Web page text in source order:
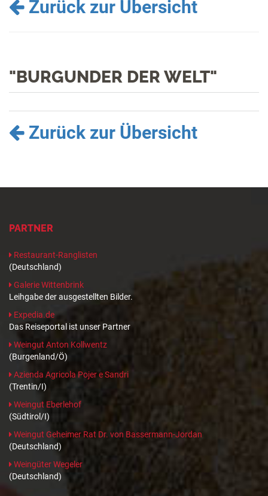
Zurück zur Übersicht
"BURGUNDER DER WELT"
Zurück zur Übersicht
PARTNER
Restaurant-Ranglisten
(Deutschland)
Galerie Wittenbrink
Leihgabe der ausgestellten Bilder.
Expedia.de
Das Reiseportal ist unser Partner
Weingut Anton Kollwentz
(Burgenland/Ö)
Azienda Agricola Pojer e Sandri
(Trentin/I)
Weingut Eberlehof
(Südtirol/I)
Weingut Geheimer Rat Dr. von Bassermann-Jordan
(Deutschland)
Weingüter Wegeler
(Deutschland)